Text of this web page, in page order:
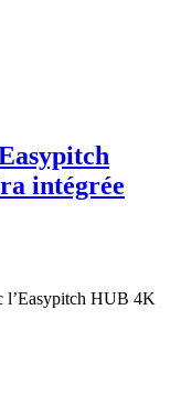
intégrée
l’Easypitch HUB 4K